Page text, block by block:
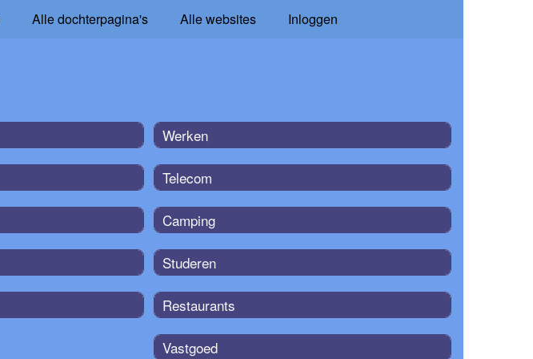
Alle dochterpagina's Alle websites Inloggen
Werken
Telecom
Camping
Studeren
Restaurants
Vastgoed